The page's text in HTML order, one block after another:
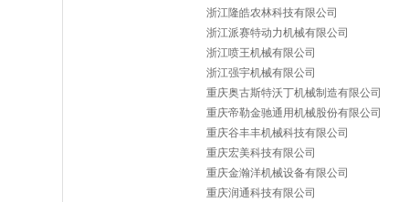
浙江隆皓农林科技有限公司
浙江派赛特动力机械有限公司
浙江喷王机械有限公司
浙江强宇机械有限公司
重庆奥古斯特沃丁机械制造有限公司
重庆帝勒金驰通用机械股份有限公司
重庆谷丰丰机械科技有限公司
重庆宏美科技有限公司
重庆金瀚洋机械设备有限公司
重庆润通科技有限公司